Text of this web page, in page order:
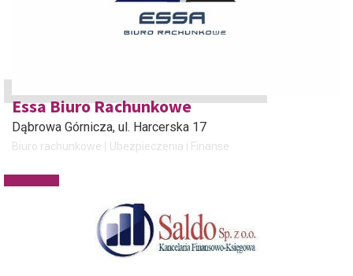
Essa Biuro Rachunkowe
Dąbrowa Górnicza, ul. Harcerska 17
Biuro rachunkowe Ubezpieczenia i Finanse